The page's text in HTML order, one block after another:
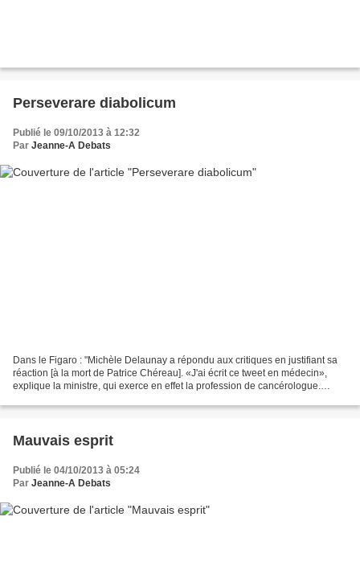
Perseverare diabolicum
Publié le 09/10/2013 à 12:32
Par Jeanne-A Debats
Dans le Figaro : "Michèle Delaunay a répondu aux critiques en justifiant sa
réaction [à la mort de Patrice Chéreau]. «J'ai écrit ce tweet en médecin»,
explique la ministre, qui exerce en effet la profession de cancérologue.
Mauvais esprit
Publié le 04/10/2013 à 05:24
Par Jeanne-A Debats